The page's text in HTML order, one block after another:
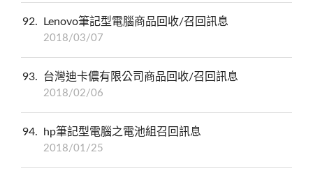
92 Lenovo筆記型電腦商品回收/召回訊息
2018/03/07
93 台灣迪卡儂有限公司商品回收/召回訊息
2018/02/06
94 hp筆記型電腦之電池組召回訊息
2018/01/25